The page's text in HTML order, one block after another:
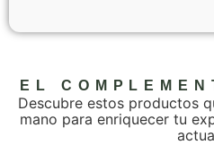
EL
Descubre estos productos
mano para enriquecer tu